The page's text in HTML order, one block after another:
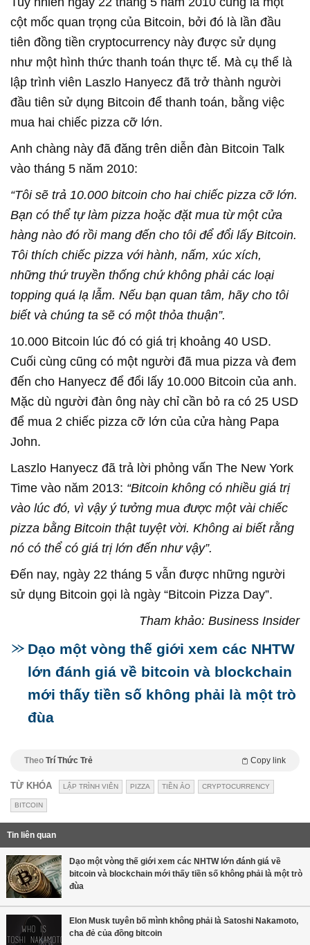
cột mốc quan trọng của Bitcoin, bởi đó là lần đầu
tiên đồng tiền cryptocurrency này được sử dụng
như một hình thức thanh toán thực tế. Mà cụ thể là
lập trình viên Laszlo Hanyecz đã trở thành người
đầu tiên sử dụng Bitcoin để thanh toán, bằng việc
mua hai chiếc pizza cỡ lớn.
Anh chàng này đã đăng trên diễn đàn Bitcoin Talk
vào tháng 5 năm 2010:
“Tôi sẽ trả 10.000 bitcoin cho hai chiếc pizza cỡ lớn.
Bạn có thể tự làm pizza hoặc đặt mua từ một cửa
hàng nào đó rồi mang đến cho tôi để đổi lấy Bitcoin.
Tôi thích chiếc pizza với hành, nấm, xúc xích,
những thứ truyền thống chứ không phải các loại
topping quá lạ lẫm. Nếu bạn quan tâm, hãy cho tôi
biết và chúng ta sẽ có một thỏa thuận”.
10.000 Bitcoin lúc đó có giá trị khoảng 40 USD.
Cuối cùng cũng có một người đã mua pizza và đem
đến cho Hanyecz để đổi lấy 10.000 Bitcoin của anh.
Mặc dù người đàn ông này chỉ cần bỏ ra có 25 USD
để mua 2 chiếc pizza cỡ lớn của cửa hàng Papa
John.
Laszlo Hanyecz đã trả lời phỏng vấn The New York
Time vào năm 2013: “Bitcoin không có nhiều giá trị
vào lúc đó, vì vậy ý tưởng mua được một vài chiếc
pizza bằng Bitcoin thật tuyệt vời. Không ai biết rằng
nó có thể có giá trị lớn đến như vậy”.
Đến nay, ngày 22 tháng 5 vẫn được những người
sử dụng Bitcoin gọi là ngày “Bitcoin Pizza Day”.
Tham khảo: Business Insider
Dạo một vòng thế giới xem các NHTW
lớn đánh giá về bitcoin và blockchain
mới thấy tiền số không phải là một trò
đùa
Theo Trí Thức Trẻ Copy link
TỪ KHÓA LẬP TRÌNH VIÊN PIZZA TIỀN ẢO CRYPTOCURRENCY
BITCOIN
Tin liên quan
Dạo một vòng thế giới xem các NHTW lớn đánh giá về
bitcoin và blockchain mới thấy tiền số không phải là một trò
đùa
Elon Musk tuyên bố mình không phải là Satoshi Nakamoto,
cha đẻ của đồng bitcoin